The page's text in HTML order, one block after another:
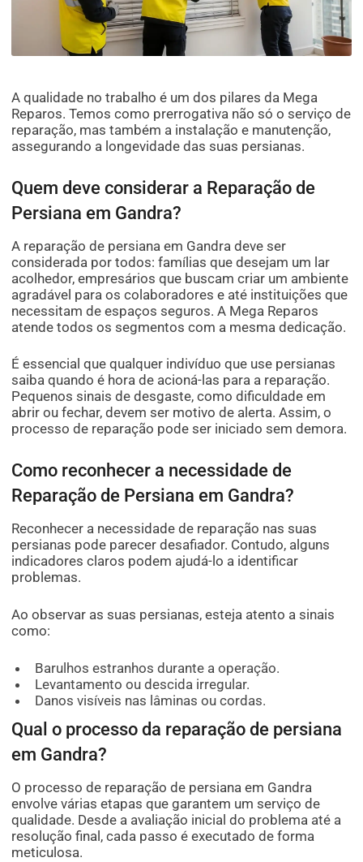
A qualidade no trabalho é um dos pilares da Mega
Reparos. Temos como prerrogativa não só o serviço de
reparação, mas também a instalação e manutenção,
assegurando a longevidade das suas persianas.
Quem deve considerar a Reparação de
Persiana em Gandra?
A reparação de persiana em Gandra deve ser
considerada por todos: famílias que desejam um lar
acolhedor, empresários que buscam criar um ambiente
agradável para os colaboradores e até instituições que
necessitam de espaços seguros. A Mega Reparos
atende todos os segmentos com a mesma dedicação.
É essencial que qualquer indivíduo que use persianas
saiba quando é hora de acioná-las para a reparação.
Pequenos sinais de desgaste, como dificuldade em
abrir ou fechar, devem ser motivo de alerta. Assim, o
processo de reparação pode ser iniciado sem demora.
Como reconhecer a necessidade de
Reparação de Persiana em Gandra?
Reconhecer a necessidade de reparação nas suas
persianas pode parecer desafiador. Contudo, alguns
indicadores claros podem ajudá-lo a identificar
problemas.
Ao observar as suas persianas, esteja atento a sinais
como:
Barulhos estranhos durante a operação.
Levantamento ou descida irregular.
Danos visíveis nas lâminas ou cordas.
Qual o processo da reparação de persiana
em Gandra?
O processo de reparação de persiana em Gandra
envolve várias etapas que garantem um serviço de
qualidade. Desde a avaliação inicial do problema até a
resolução final, cada passo é executado de forma
meticulosa.